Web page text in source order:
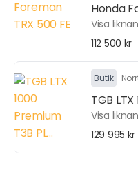
Honda
Visa
112 500 kr
Butik
TGB
Visa
129 995 kr